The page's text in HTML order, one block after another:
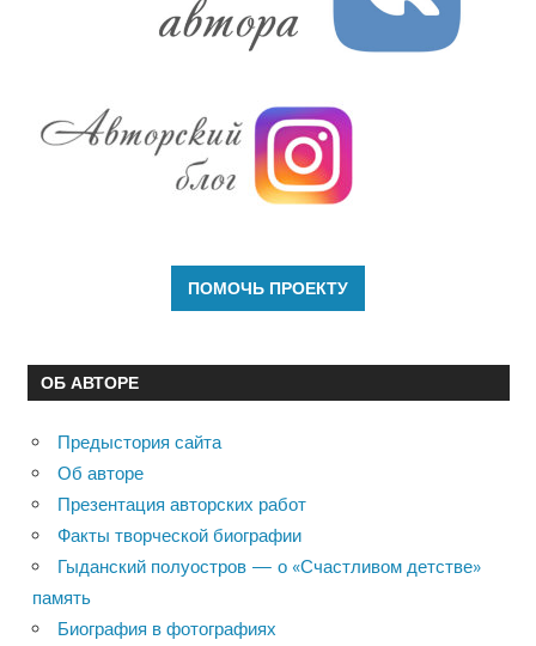
ОБ АВТОРЕ
Предыстория сайта
Об авторе
Презентация авторских работ
Факты творческой биографии
Гыданский полуостров — о «Счастливом детстве»
память
Биография в фотографиях